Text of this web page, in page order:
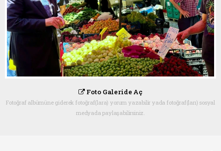
Foto Galeride Aç
Fotoğraf albümüne giderek fotoğraf(lara) yorum yazabilir yada fotoğraf(ları) sosyal
medyada paylaşabilirsiniz.